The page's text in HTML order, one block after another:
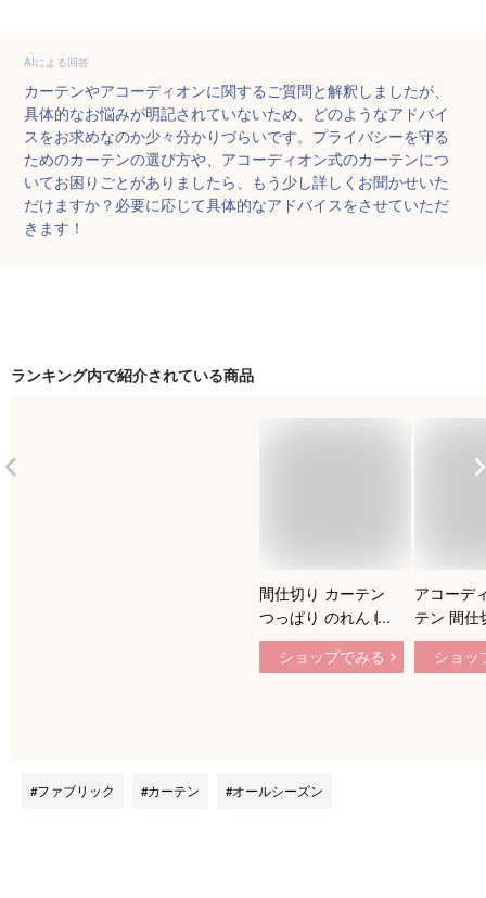
AIによる回答
カーテンやアコーディオンに関するご質問と解釈しましたが、
具体的なお悩みが明記されていないため、どのようなアドバイ
スをお求めなのか少々分かりづらいです。プライバシーを守る
ためのカーテンの選び方や、アコーディオン式のカーテンにつ
いてお困りごとがありましたら、もう少し詳しくお聞かせいた
だけますか？必要に応じて具体的なアドバイスをさせていただ
きます！
ランキング内で紹介されている商品
間仕切り カーテン
つっぱり のれん 幅
100cm 丈250cm 暖
簾 おしゃれ ロング
ン 北欧 透けない ハ
ショップでみる
アコーデ
テン 間仕
テン 幅
200cm
ショッ
ファブリック カーテン オールシーズン